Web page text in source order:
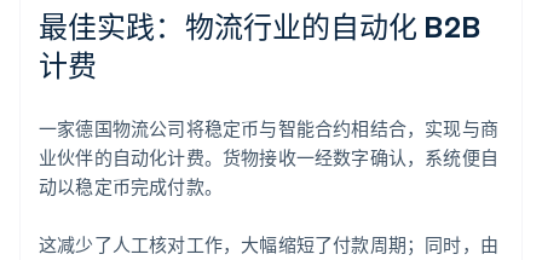
最佳实践：物流行业的自动化 B2B
计费
一家德国物流公司将稳定币与智能合约相结合，实现与商
业伙伴的自动化计费。货物接收一经数字确认，系统便自
动以稳定币完成付款。
这减少了人工核对工作，大幅缩短了付款周期；同时，由